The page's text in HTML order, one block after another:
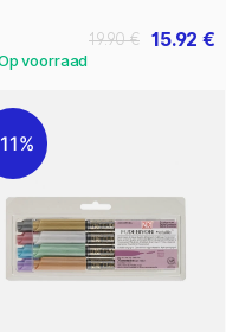
15.92 €
19.90 €
11%